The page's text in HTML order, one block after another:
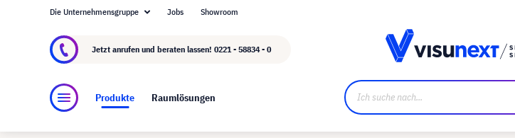
Über visunext.de
Die Unternehmensgruppe Jobs Showroom
Jetzt anrufen und beraten lassen! 0221 - 58834 - 0
Produkte Raumlösungen